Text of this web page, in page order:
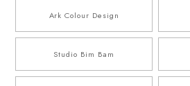
Ark Colour Design
Studio Bim Bam